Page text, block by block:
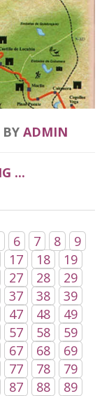
BY ADMIN
...
6 7 8
9
17 18
19
27 28
29
37 38
39
47 48
49
57 58
59
67 68
69
77 78
79
87 88
89